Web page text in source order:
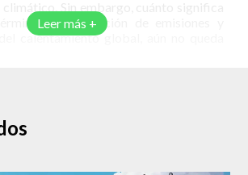
Leer más +
de reducción de emisiones y
calentamiento global, aún no queda
además de más de 100 directores